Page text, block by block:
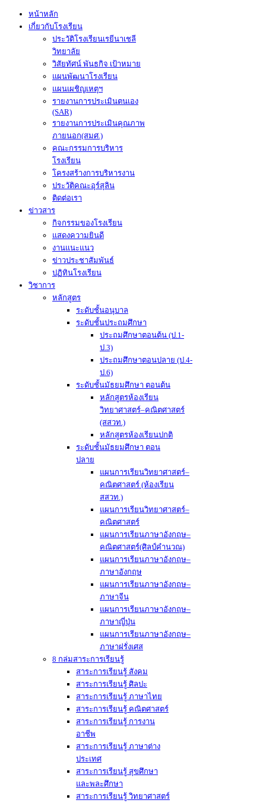
หน้าหลัก
เกี่ยวกับโรงเรียน
ประวัติโรงเรียนเรยีนาเชลี
วิทยาลัย
วิสัยทัศน์ พันธกิจ เป้าหมาย
แผนพัฒนาโรงเรียน
แผนเผชิญเหตุฯ
รายงานการประเมินตนเอง
(SAR)
รายงานการประเมินคุณภาพ
ภายนอก(สมศ.)
คณะกรรมการบริหาร
โรงเรียน
โครงสร้างการบริหารงาน
ประวัติคณะอุร์สุลิน
ติดต่อเรา
ข่าวสาร
กิจกรรมของโรงเรียน
แสดงความยินดี
งานแนะแนว
ข่าวประชาสัมพันธ์
ปฏิทินโรงเรียน
วิชาการ
หลักสูตร
ระดับชั้นอนุบาล
ระดับชั้นประถมศึกษา
ประถมศึกษาตอนต้น (ป.1-
ป.3)
ประถมศึกษาตอนปลาย (ป.4-
ป.6)
ระดับชั้นมัธยมศึกษา ตอนต้น
หลักสูตรห้องเรียน
วิทยาศาสตร์–คณิตศาสตร์
(สสวท.)
หลักสูตรห้องเรียนปกติ
ระดับชั้นมัธยมศึกษา ตอน
ปลาย
แผนการเรียนวิทยาศาสตร์–
คณิตศาสตร์ (ห้องเรียน
สสวท.)
แผนการเรียนวิทยาศาสตร์–
คณิตศาสตร์
แผนการเรียนภาษาอังกฤษ–
คณิตศาสตร์(ศิลป์คำนวณ)
แผนการเรียนภาษาอังกฤษ–
ภาษาอังกฤษ
แผนการเรียนภาษาอังกฤษ–
ภาษาจีน
แผนการเรียนภาษาอังกฤษ–
ภาษาญี่ปุ่น
แผนการเรียนภาษาอังกฤษ–
ภาษาฝรั่งเศส
8 กล่มสาระการเรียนรู้
สาระการเรียนรู้ สังคม
สาระการเรียนรู้ ศิลปะ
สาระการเรียนรู้ ภาษาไทย
สาระการเรียนรู้ คณิตศาสตร์
สาระการเรียนรู้ การงาน
อาชีพ
สาระการเรียนรู้ ภาษาต่าง
ประเทศ
สาระการเรียนรู้ สุขศึกษา
และพละศึกษา
สาระการเรียนรู้ วิทยาศาสตร์